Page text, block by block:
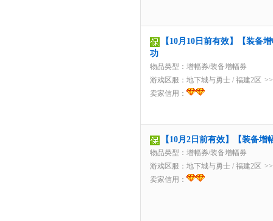
【10月10日前有效】【装备
功
物品类型：增幅券/装备增幅券
游戏区服： 地下城与勇士 / 福建2区
卖家信用：
【10月2日前有效】【装备
物品类型：增幅券/装备增幅券
游戏区服： 地下城与勇士 / 福建2区
卖家信用：